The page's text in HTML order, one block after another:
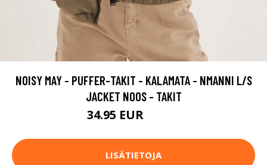
NOISY MAY - PUFFER-TAKIT - KALAMATA - NMANNI L/S
JACKET NOOS - TAKIT
34.95 EUR
LISÄTIETOJA